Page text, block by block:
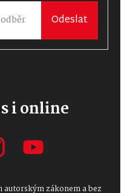
Odeslat
i online
autorským zákonem a bez